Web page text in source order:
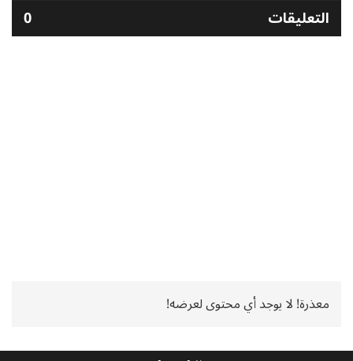
التعليقات 0
معذرة! لا يوجد أي محتوى لعرضه!